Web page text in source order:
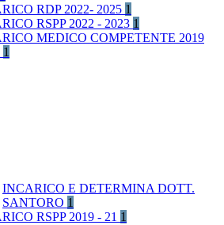
RDP 2022- 2025 1
RSPP 2022 - 2023 1
MEDICO COMPETENTE 2019
1
INCARICO E DETERMINA DOTT.
SANTORO 1
RSPP 2019 - 21 1